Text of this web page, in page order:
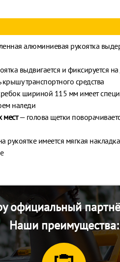
алюминиевая рукоятка
выдвигается и фиксируется
транспортного средства
шириной 115 мм имеет
наледи
мест— голова щетки
рукоятке имеется мягкая
официальный
Наши преимущества: